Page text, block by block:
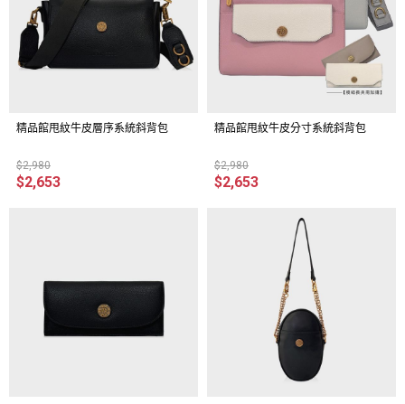
精品館甩紋牛皮層序系統斜背包
$2,980
$2,653
精品館甩紋牛皮分寸系統斜背包
$2,980
$2,653